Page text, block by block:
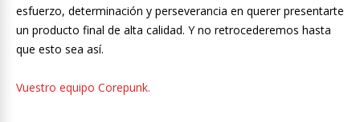
esfuerzo, determinación y perseverancia en querer presentarte
un producto final de alta calidad. Y no retrocederemos hasta
que esto sea así.
Vuestro equipo Corepunk.